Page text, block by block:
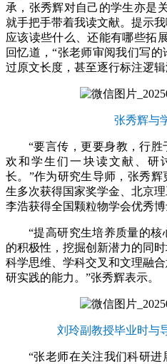
承，张秀辉对自己的学生亦是
就手把手带着我读文献。提示
应该读些什么、还能有哪些拓
回忆道，“张老师审阅我们写
过原文长度，甚至逐行标注逻
张秀辉与
“要言传，更要身教，行
欢和学生们一块读文献、研
长。”作为研究生导师，张秀
生多次获得国家奖学金、北京
李浩获得全国颗粒物学会优秀博
“提高研究生培养质量的
的积极性，挖掘创新潜力的同
科学思维、学科交叉和文理融
研实践的能力。”张秀辉表示。
刘玲副教授毕业时与
“张老师在关注我们科研